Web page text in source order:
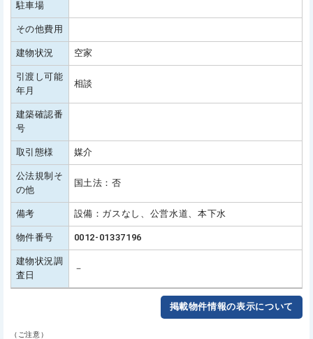
駐車場
その他費用
建物状況 空家
引渡し可能
年月
相談
建築確認番
号
取引態様 媒介
公法規制そ
の他
国土法：否
備考 設備：ガスなし、公営水道、本下水
物件番号 0012-01337196
建物状況調
査日
－
掲載物件情報の表示について
（ご注意）